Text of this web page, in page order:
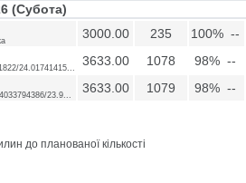
(Субота)
3000.00 235 100% --
24.01741415... 3633.00 1078 98% --
23.9... 3633.00 1079 98% --
до планованої кількості